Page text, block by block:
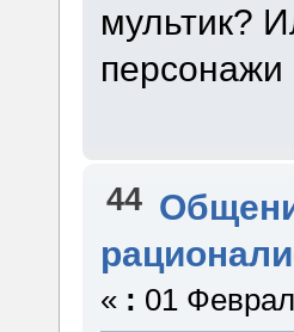
мультик?
персонажи
44
« : 01